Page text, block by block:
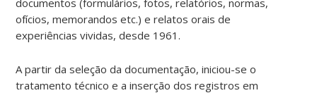
ofícios, memorandos etc.) e relatos orais de
experiências vividas, desde 1961.
A partir da seleção da documentação, iniciou-se o
tratamento técnico e a inserção dos registros em